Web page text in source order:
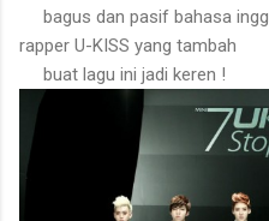
bagus dan pasif bahasa
rapper U-KISS yang tambah
buat lagu ini jadi keren !